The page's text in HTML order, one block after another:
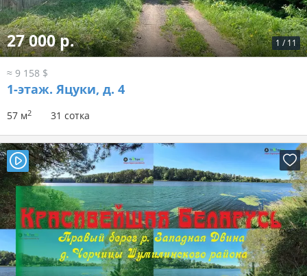
1 / 11
27 000 р.
≈ 9 158 $
1-этаж. Яцуки, д. 4
57 м2 31 сотка